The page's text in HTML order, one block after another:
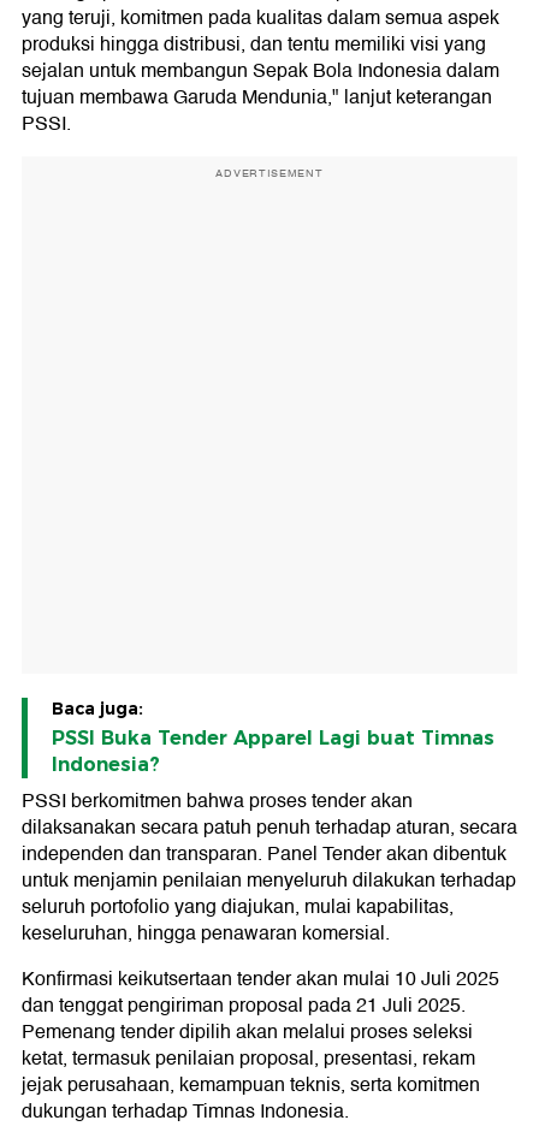
yang teruji, komitmen pada kualitas dalam semua aspek
produksi hingga distribusi, dan tentu memiliki visi yang
sejalan untuk membangun Sepak Bola Indonesia dalam
tujuan membawa Garuda Mendunia," lanjut keterangan
PSSI.
ADVERTISEMENT
Baca juga:
PSSI Buka Tender Apparel Lagi buat Timnas
Indonesia?
PSSI berkomitmen bahwa proses tender akan
dilaksanakan secara patuh penuh terhadap aturan, secara
independen dan transparan. Panel Tender akan dibentuk
untuk menjamin penilaian menyeluruh dilakukan terhadap
seluruh portofolio yang diajukan, mulai kapabilitas,
keseluruhan, hingga penawaran komersial.
Konfirmasi keikutsertaan tender akan mulai 10 Juli 2025
dan tenggat pengiriman proposal pada 21 Juli 2025.
Pemenang tender dipilih akan melalui proses seleksi
ketat, termasuk penilaian proposal, presentasi, rekam
jejak perusahaan, kemampuan teknis, serta komitmen
dukungan terhadap Timnas Indonesia.